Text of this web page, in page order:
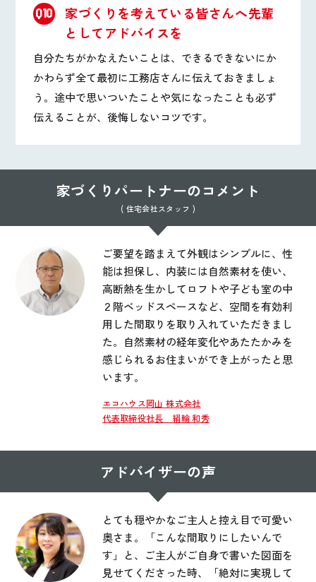
Q10
家づくりを考えている皆さんへ先輩
としてアドバイスを
自分たちがかなえたいことは、できるできないにか
かわらず全て最初に工務店さんに伝えておきましょ
う。途中で思いついたことや気になったことも必ず
伝えることが、後悔しないコツです。
家づくりパートナーのコメント
( 住宅会社スタッフ )
ご要望を踏まえて外観はシンプルに、性
能は担保し、内装には自然素材を使い、
高断熱を生かしてロフトや子ども室の中
２階ベッドスペースなど、空間を有効利
用した間取りを取り入れていただきまし
た。自然素材の経年変化やあたたかみを
感じられるお住まいができ上がったと思
います。
エコハウス岡山 株式会社
代表取締役社長 絹輪 和秀
アドバイザーの声
とても穏やかなご主人と控え目で可愛い
奥さま。「こんな間取りにしたいんで
す」と、ご主人がご自身で書いた図面を
見せてくださった時、「絶対に実現して